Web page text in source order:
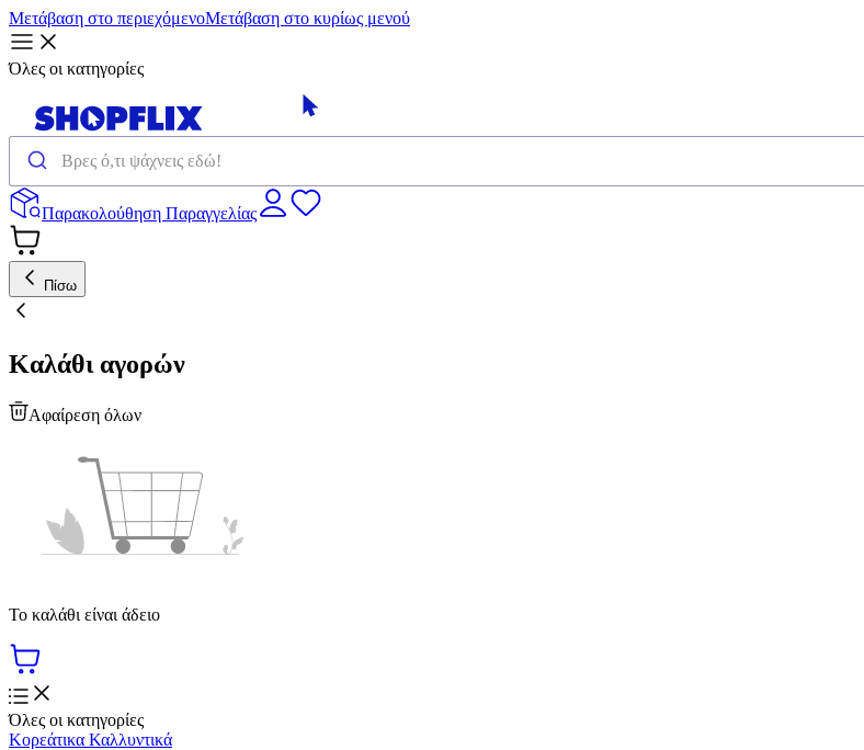
Μετάβαση στο περιεχόμενοΜετάβαση στο κυρίως μενού
Όλες οι κατηγορίες
Παρακολούθηση Παραγγελίας
Πίσω
Καλάθι αγορών
Αφαίρεση όλων
Το καλάθι είναι άδειο
Όλες οι κατηγορίες
Κορεάτικα Καλλυντικά